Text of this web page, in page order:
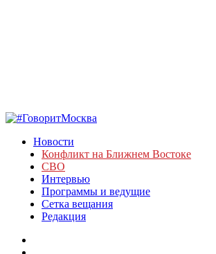
Новости
Конфликт на Ближнем Востоке
СВО
Интервью
Программы и ведущие
Сетка вещания
Редакция